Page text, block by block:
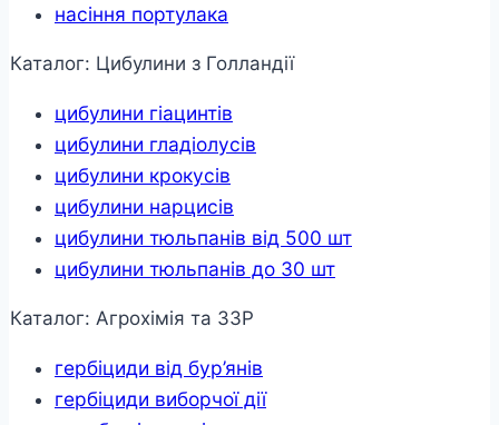
насіння портулака
Каталог: Цибулини з Голландії
цибулини гіацинтів
цибулини гладіолусів
цибулини крокусів
цибулини нарцисів
цибулини тюльпанів від 500 шт
цибулини тюльпанів до 30 шт
Каталог: Агрохімія та ЗЗР
гербіциди від бур’янів
гербіциди виборчої дії